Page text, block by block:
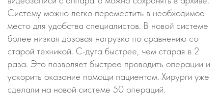
Систему можно легко переместить в необходимое
место для удобства специалистов. В новой системе
более низкая дозовая нагрузка по сравнению со
старой техникой. С-дуга быстрее, чем старая в 2
раза. Это позволяет быстрее проводить операции и
ускорить оказание помощи пациентам. Хирурги уже
сделали на новой системе 50 операций.